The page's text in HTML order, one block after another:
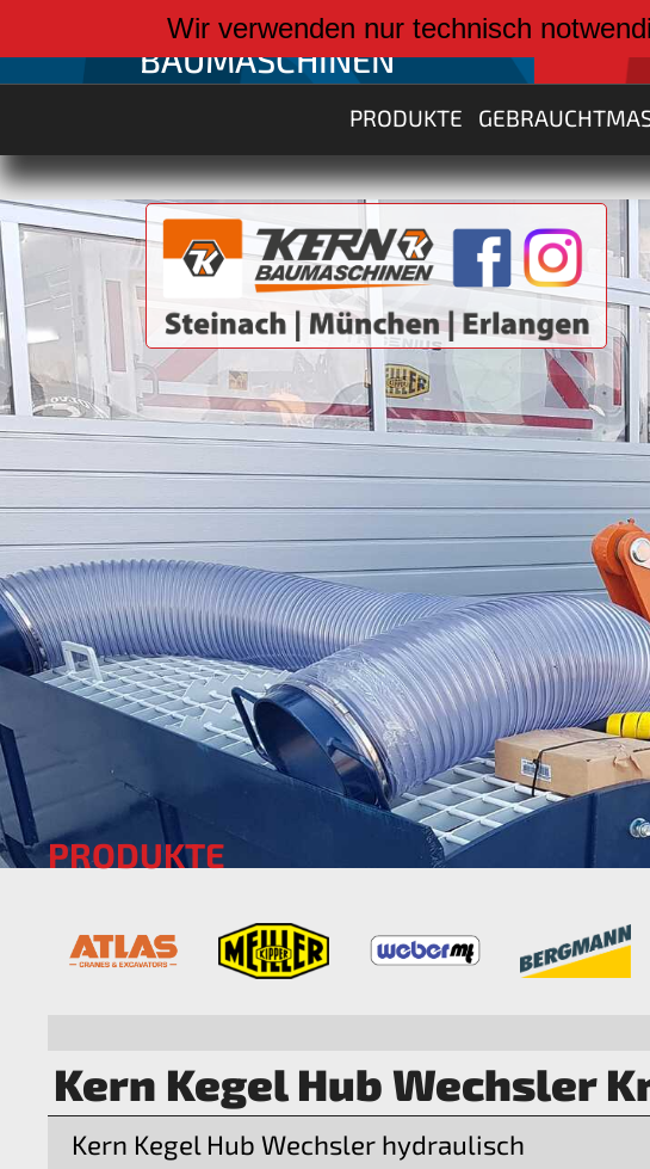
weiter zu:
BAUMASCHINEN
PRODUKTE
PRODUKTE
Kern Kegel Hub Wechsler
Kern Kegel Hub Wechsler hydraulisch
Wir verwenden nur technisch